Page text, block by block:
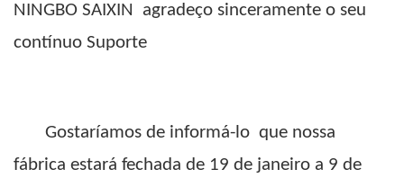
NINGBO SAIXIN
agradeço sinceramente o seu
contínuo Suporte
Gostaríamos de informá-lo que nossa
fábrica estará fechada de 19 de janeiro a 9 de